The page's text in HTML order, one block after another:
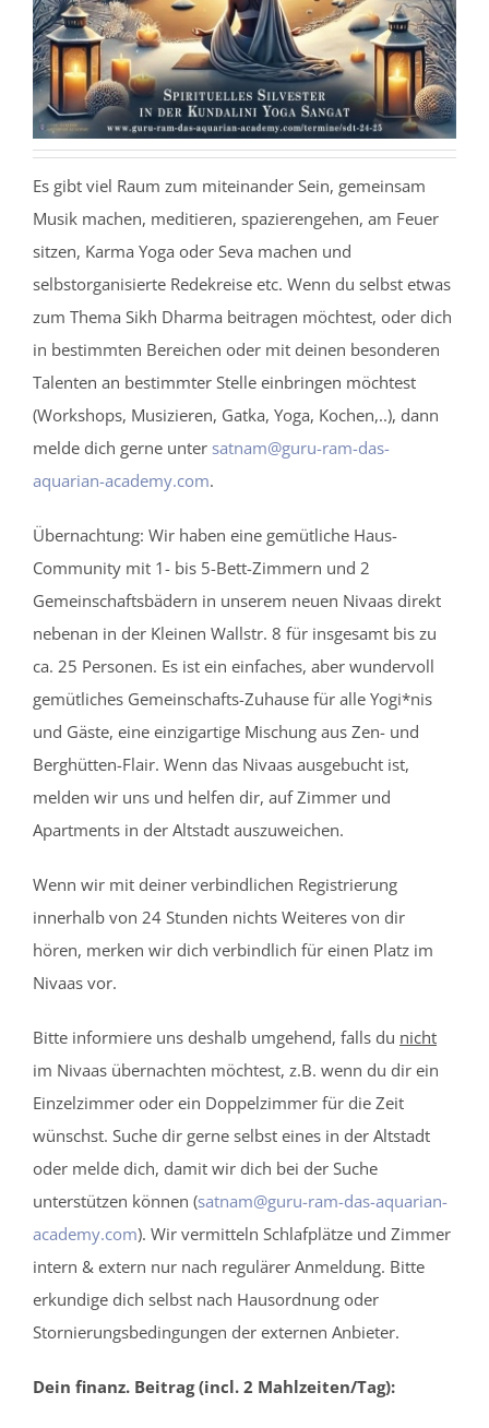
Es gibt viel Raum zum miteinander Sein, gemeinsam
Musik machen, meditieren, spazierengehen, am Feuer
sitzen, Karma Yoga oder Seva machen und
selbstorganisierte Redekreise etc. Wenn du selbst etwas
zum Thema Sikh Dharma beitragen möchtest, oder dich
in bestimmten Bereichen oder mit deinen besonderen
Talenten an bestimmter Stelle einbringen möchtest
(Workshops, Musizieren, Gatka, Yoga, Kochen,..), dann
melde dich gerne unter satnam@guru-ram-das-
aquarian-academy.com.
Übernachtung: Wir haben eine gemütliche Haus-
Community mit 1- bis 5-Bett-Zimmern und 2
Gemeinschaftsbädern in unserem neuen Nivaas direkt
nebenan in der Kleinen Wallstr. 8 für insgesamt bis zu
ca. 25 Personen. Es ist ein einfaches, aber wundervoll
gemütliches Gemeinschafts-Zuhause für alle Yogi*nis
und Gäste, eine einzigartige Mischung aus Zen- und
Berghütten-Flair. Wenn das Nivaas ausgebucht ist,
melden wir uns und helfen dir, auf Zimmer und
Apartments in der Altstadt auszuweichen.
Wenn wir mit deiner verbindlichen Registrierung
innerhalb von 24 Stunden nichts Weiteres von dir
hören, merken wir dich verbindlich für einen Platz im
Nivaas vor.
Bitte informiere uns deshalb umgehend, falls du nicht
im Nivaas übernachten möchtest, z.B. wenn du dir ein
Einzelzimmer oder ein Doppelzimmer für die Zeit
wünschst. Suche dir gerne selbst eines in der Altstadt
oder melde dich, damit wir dich bei der Suche
unterstützen können (satnam@guru-ram-das-aquarian-
academy.com). Wir vermitteln Schlafplätze und Zimmer
intern & extern nur nach regulärer Anmeldung. Bitte
erkundige dich selbst nach Hausordnung oder
Stornierungsbedingungen der externen Anbieter.
Dein finanz. Beitrag (incl. 2 Mahlzeiten/Tag):